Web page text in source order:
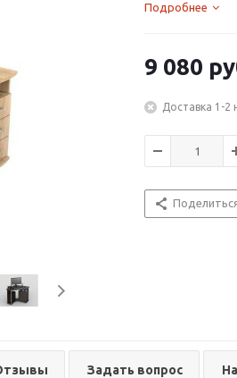
Подробнее
9 080
Доставка 1-2
Задать вопрос